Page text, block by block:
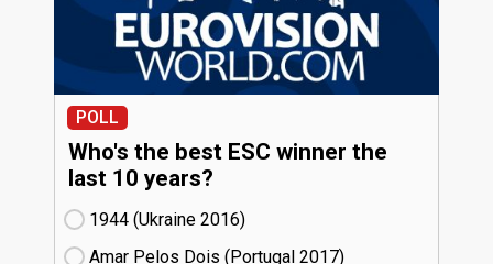
POLL
Who's the best ESC winner the
last 10 years?
1944 (Ukraine
16)
Amar Pelos Dois (Portugal
17)